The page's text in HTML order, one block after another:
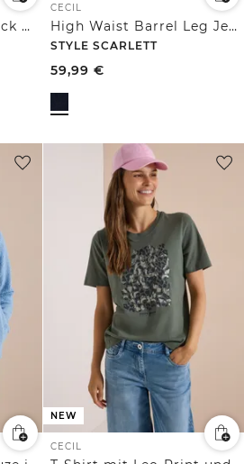
Knielanger Denim Rock mit Leo-Muster
CECIL
High Waist Barrel Leg Jeans im Loose Fit
STYLE SCARLETT
59,99 €
NEW
CECIL